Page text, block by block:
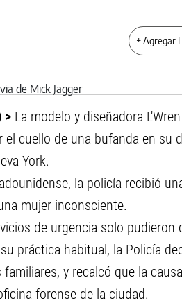
+ Agregar
> La modelo y diseñadora
el cuello de una bufanda en su
York.
la policía recibió
mujer inconsciente.
de urgencia solo pudieron
práctica habitual, la Policía
y recalcó que la
forense de la ciudad.